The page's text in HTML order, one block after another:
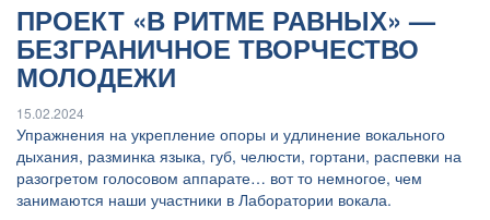
ПРОЕКТ «В РИТМЕ РАВНЫХ» —
БЕЗГРАНИЧНОЕ ТВОРЧЕСТВО
МОЛОДЕЖИ
15.02.2024
Упражнения на укрепление опоры и удлинение вокального
дыхания, разминка языка, губ, челюсти, гортани, распевки на
разогретом голосовом аппарате… вот то немногое, чем
занимаются наши участники в Лаборатории вокала.